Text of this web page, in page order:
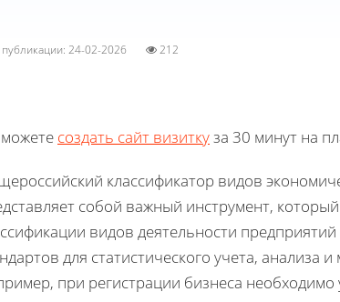
публикации: 24-02-2026 212
создать сайт визиткуза 30 минут на
классификатор видов
собой важный инструмент,
видов деятельности
для статистического учета, анализа
при регистрации бизнеса